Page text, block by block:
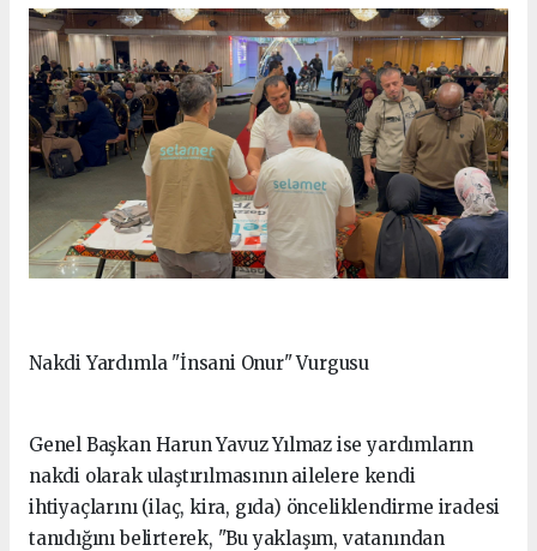
Nakdi Yardımla "İnsani Onur" Vurgusu
Genel Başkan Harun Yavuz Yılmaz ise yardımların
nakdi olarak ulaştırılmasının ailelere kendi
ihtiyaçlarını (ilaç, kira, gıda) önceliklendirme iradesi
tanıdığını belirterek, "Bu yaklaşım, vatanından